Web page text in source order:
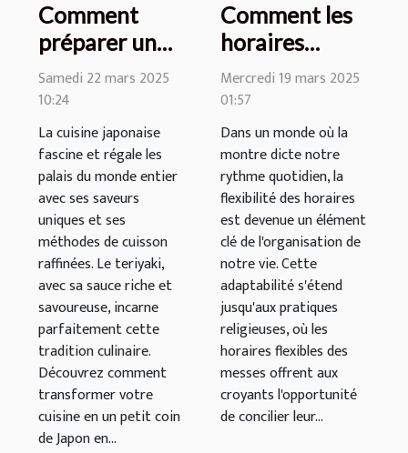
Comment
préparer un
authentique
teriyaki chez
vous avec une
sauce spéciale
Samedi 22 mars 2025
10:24
La cuisine japonaise
fascine et régale les
palais du monde entier
avec ses saveurs
uniques et ses
méthodes de cuisson
raffinées. Le teriyaki,
avec sa sauce riche et
savoureuse, incarne
parfaitement cette
tradition culinaire.
Découvrez comment
transformer votre
cuisine en un petit coin
de Japon en...
Comment les
horaires
flexibles des
messes
facilitent la vie
quotidienne
Mercredi 19 mars 2025
01:57
Dans un monde où la
montre dicte notre
rythme quotidien, la
flexibilité des horaires
est devenue un élément
clé de l'organisation de
notre vie. Cette
adaptabilité s'étend
jusqu'aux pratiques
religieuses, où les
horaires flexibles des
messes offrent aux
croyants l'opportunité
de concilier leur...